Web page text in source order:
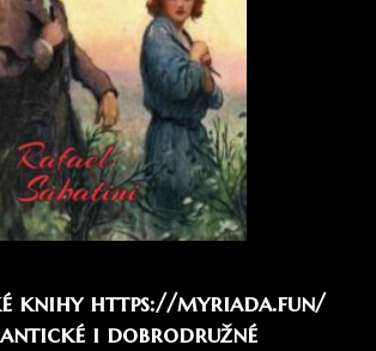
knihy https://myriada.fun/
i dobrodružné